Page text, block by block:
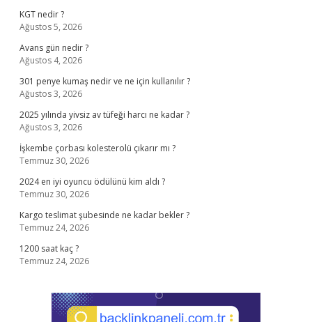
KGT nedir ?
Ağustos 5, 2026
Avans gün nedir ?
Ağustos 4, 2026
301 penye kumaş nedir ve ne için kullanılır ?
Ağustos 3, 2026
2025 yılında yivsiz av tüfeği harcı ne kadar ?
Ağustos 3, 2026
İşkembe çorbası kolesterolü çıkarır mı ?
Temmuz 30, 2026
2024 en iyi oyuncu ödülünü kim aldı ?
Temmuz 30, 2026
Kargo teslimat şubesinde ne kadar bekler ?
Temmuz 24, 2026
1200 saat kaç ?
Temmuz 24, 2026